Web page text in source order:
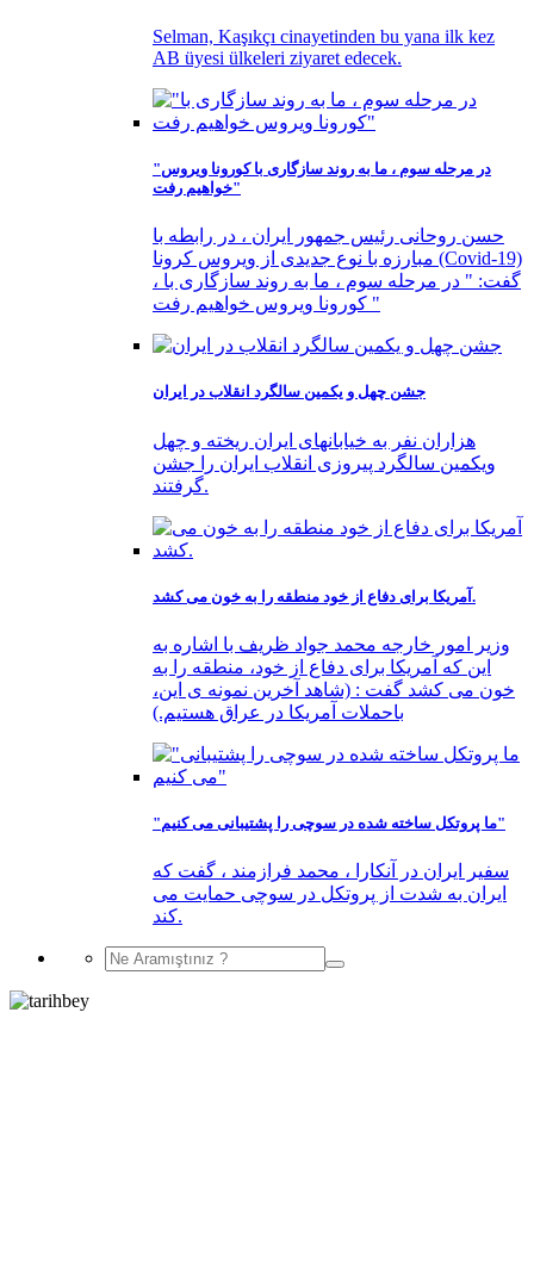
Selman, Kaşıkçı cinayetinden bu yana ilk kez
AB üyesi ülkeleri ziyaret edecek.
"در مرحله سوم ، ما به روند سازگاری با کورونا ویروس
خواهیم رفت"
حسن روحانی رئیس جمهور ایران ، در رابطه با
مبارزه با نوع جدیدی از ویروس کرونا (Covid-19)
، گفت: " در مرحله سوم ، ما به روند سازگاری با
کورونا ویروس خواهیم رفت "
جشن چهل و یکمین سالگرد انقلاب در ایران
هزاران نفر به خیابانهای ایران ریخته و چهل
ویکمین سالگرد پیروزی انقلاب ایران را جشن
گرفتند.
آمریکا برای دفاع از خود منطقه را به خون می کشد.
وزیر امور خارجه محمد جواد ظریف با اشاره به
این که آمریکا برای دفاع از خود، منطقه را به
خون می کشد گفت : (شاهد آخرین نمونه ی این،
باحملات آمریکا در عراق هستیم.)
"ما پروتکل ساخته شده در سوچی را پشتیبانی می کنیم"
سفیر ایران در آنکارا ، محمد فرازمند ، گفت که
ایران به شدت از پروتکل در سوچی حمایت می
کند.